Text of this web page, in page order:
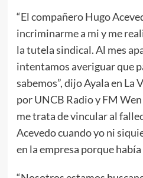
“El compañero Hugo
incriminarme a mi y me
la tutela sindical. Al mes
intentamos averiguar que
sabemos”, dijo Ayala en La
por UNCB Radio y FM Wen
me trata de vincular al
Acevedo cuando yo ni
en la empresa porque